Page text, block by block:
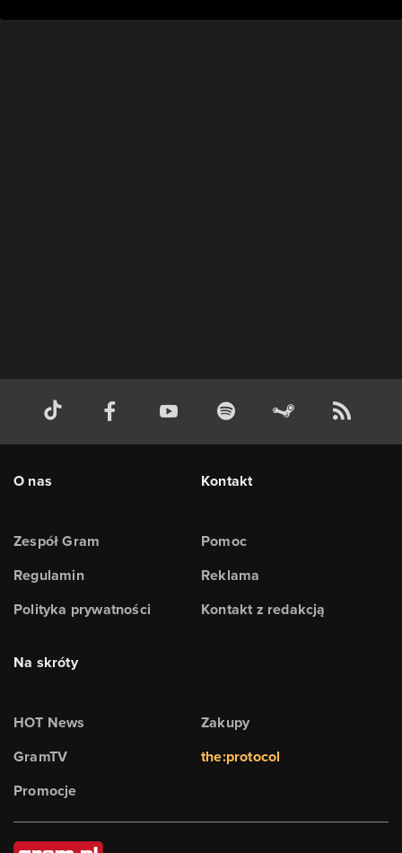
O nas
Zespół Gram
Regulamin
Polityka prywatności
Kontakt
Pomoc
Reklama
Kontakt z redakcją
Na skróty
HOT News
GramTV
Promocje
Zakupy
the:protocol